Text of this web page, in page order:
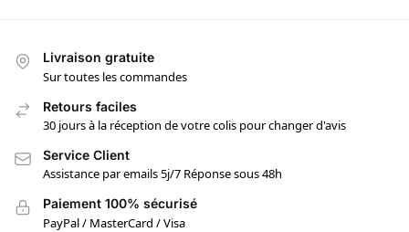
Livraison gratuite
Sur toutes les commandes
Retours faciles
30 jours à la réception de votre colis pour changer d'avis
Service Client
Assistance par emails 5j/7 Réponse sous 48h
Paiement 100% sécurisé
PayPal / MasterCard / Visa